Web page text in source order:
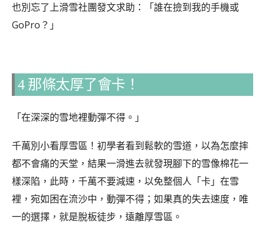
也別忘了上滑雪社團發文求助：「誰在撿到我的手機或
GoPro？」
4 那條太厚了會卡！
「在深深的雪地裡動彈不得。」
千萬別小看厚雪區！初學者看到鬆軟的雪道，以為怎麼摔
都不會痛的天堂，結果一滑進去就發現腳下的雪像棉花一
樣深陷，此時，千萬不要減速，以免整個人「卡」在雪
裡，宛如困在流沙中，動彈不得；如果真的失去速度，唯
一的選擇，就是脫板徒步，遠離厚雪區。